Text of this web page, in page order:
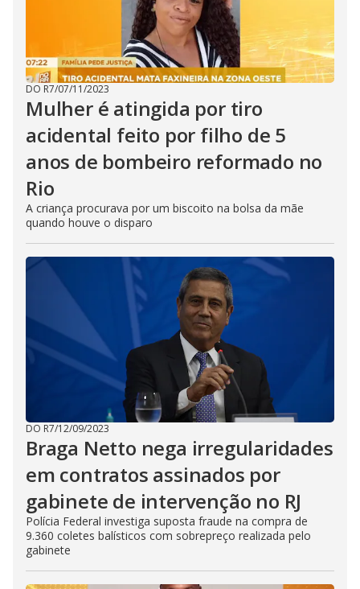
DO R7/07/11/2023
Mulher é atingida por tiro
acidental feito por filho de 5
anos de bombeiro reformado no
Rio
A criança procurava por um biscoito na bolsa da mãe
quando houve o disparo
DO R7/12/09/2023
Braga Netto nega irregularidades
em contratos assinados por
gabinete de intervenção no RJ
Polícia Federal investiga suposta fraude na compra de
9.360 coletes balísticos com sobrepreço realizada pelo
gabinete